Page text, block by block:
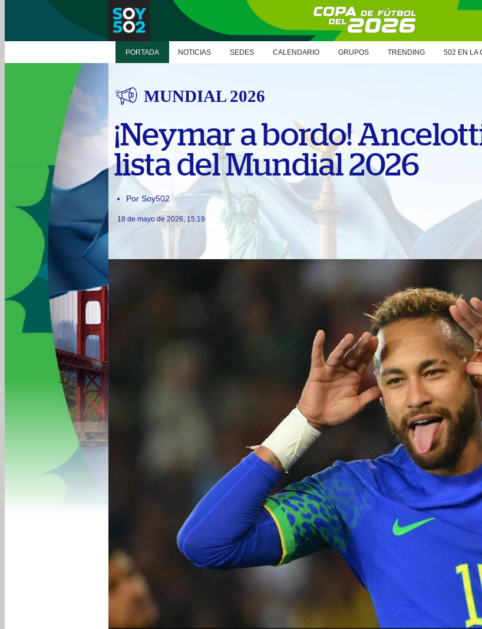
PORTADA NOTICIAS SEDES CALENDARIO GRUPOS TRENDING 502 EN LA
MUNDIAL 2026
¡Neymar a bordo!
lista del Mundial 2026
Por Soy502
18 de mayo de 2026, 15:19